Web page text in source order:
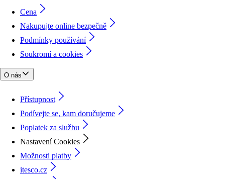
Cena
Nakupujte online bezpečně
Podmínky používání
Soukromí a cookies
O nás
Přístupnost
Podívejte se, kam doručujeme
Poplatek za službu
Nastavení Cookies
Možnosti platby
itesco.cz